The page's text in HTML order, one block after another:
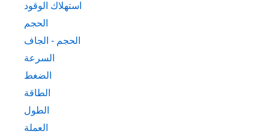
استهلاك الوقود
الحجم
الحجم - الجاف
السرعة
الضغط
الطاقة
الطول
العملة